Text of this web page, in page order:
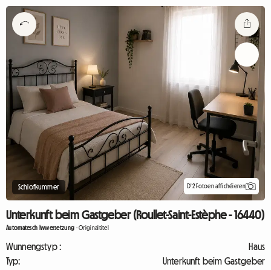
Schlofkummer D'2 Fotoen affichéieren
Unterkunft beim Gastgeber (Roullet-Saint-Estèphe - 16440)
Automatesch Iwwersetzung -Originaltitel
Wunnengstyp :
Haus
Typ:
Unterkunft beim Gastgeber